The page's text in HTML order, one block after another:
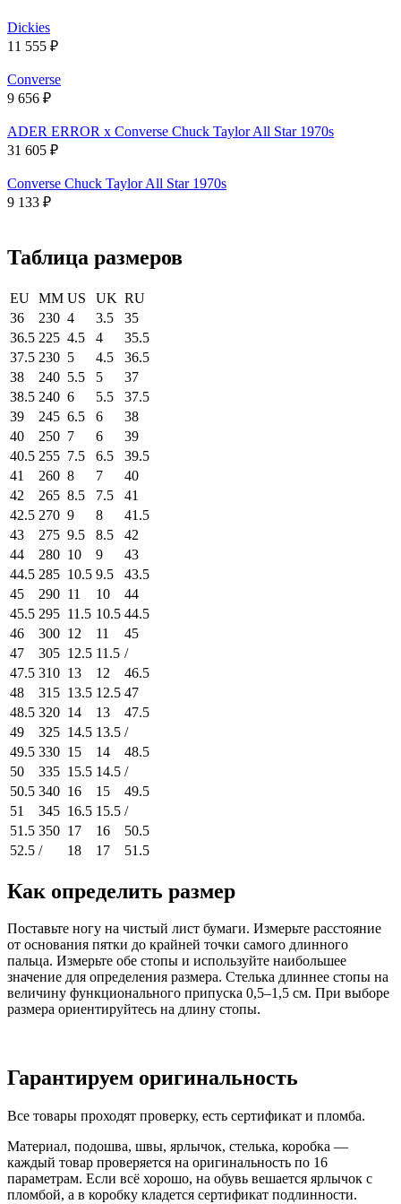
Dickies
11 555 ₽
Converse
9 656 ₽
ADER ERROR x Converse Chuck Taylor All Star 1970s
31 605 ₽
Converse Chuck Taylor All Star 1970s
9 133 ₽
Таблица размеров
EU MM US UK RU
36
230 4 3.5
35
36.5 225 4.5 4
35.5
37.5 230 5 4.5
36.5
38
240 5.5 5
37
38.5 240 6 5.5
37.5
39
245 6.5 6
38
40
250 7 6
39
40.5 255 7.5 6.5
39.5
41
260 8 7
40
42
265 8.5 7.5
41
42.5 270 9 8
41.5
43
275 9.5 8.5
42
44
280 10 9
43
44.5 285 10.5 9.5
43.5
45
290 11 10
44
45.5 295 11.5 10.5 44.5
46
300 12 11
45
47
305 12.5 11.5 /
47.5 310 13 12
46.5
48
315 13.5 12.5 47
48.5 320 14 13
47.5
49
325 14.5 13.5 /
49.5 330 15 14
48.5
50
335 15.5 14.5 /
50.5 340 16 15
49.5
51
345 16.5 15.5 /
51.5 350 17 16
50.5
52.5 / 18 17 51.5
Как определить размер
Поставьте ногу на чистый лист бумаги. Измерьте расстояние
от основания пятки до крайней точки самого длинного
пальца. Измерьте обе стопы и используйте наибольшее
значение для определения размера. Стелька длиннее стопы на
величину функционального припуска 0,5–1,5 см. При выборе
размера ориентируйтесь на длину стопы.
Гарантируем оригинальность
Все товары проходят проверку, есть сертификат и пломба.
Материал, подошва, швы, ярлычок, стелька, коробка —
каждый товар проверяется на оригинальность по 16
параметрам. Если всё хорошо, на обувь вешается ярлычок с
пломбой, а в коробку кладется сертификат подлинности.